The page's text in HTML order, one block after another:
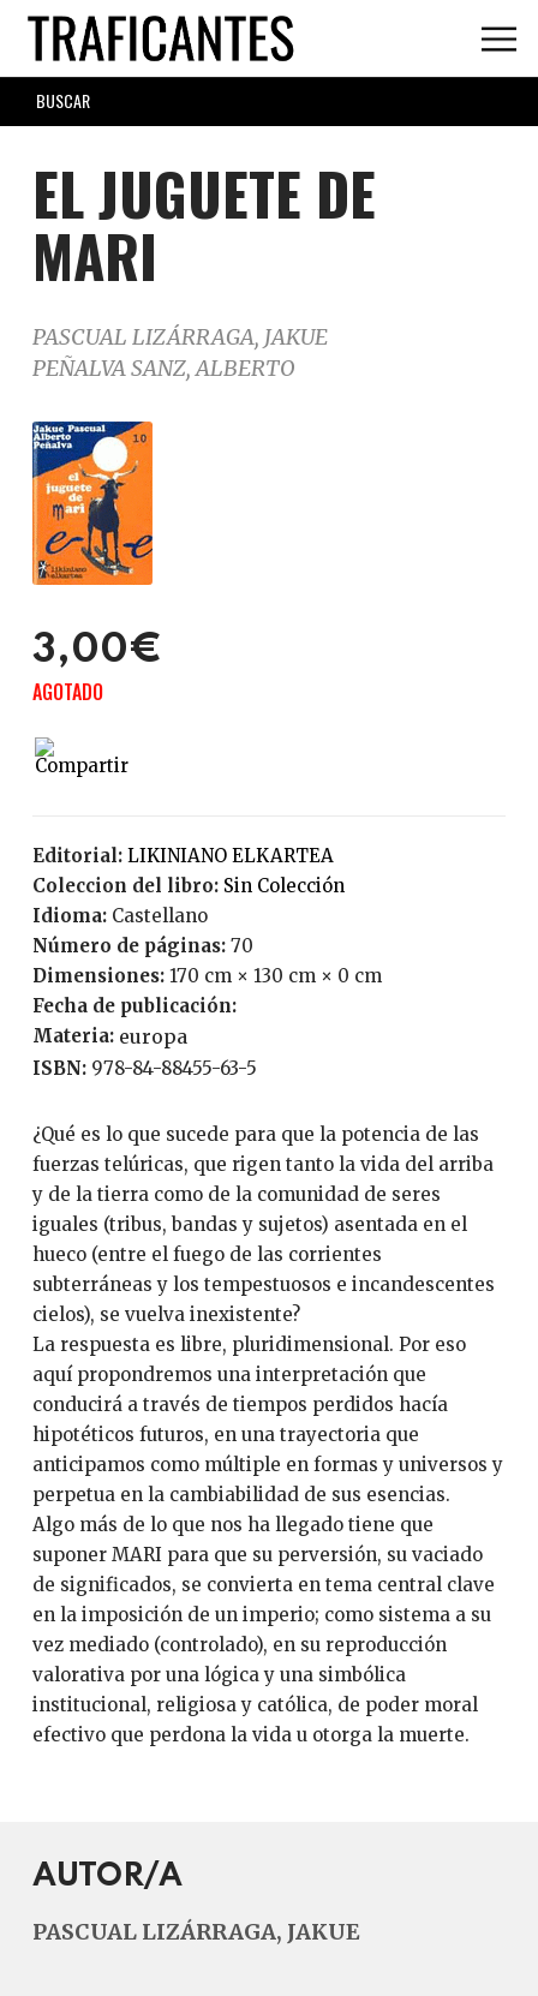
Skip
main
content
SEARCH
FORM
EL JUGUETE DE
MARI
PASCUAL LIZÁRRAGA, JAKUE
PEÑALVA SANZ, ALBERTO
3,00€
AGOTADO
Editorial:
LIKINIANO ELKARTEA
Coleccion del libro:
Sin Colección
Idioma:
Castellano
Número de páginas:
70
Dimensiones: 170 cm × 130 cm × 0 cm
Fecha de publicación:
Materia: europa
ISBN: 978-84-88455-63-5
¿Qué es lo que sucede para que la potencia de las
fuerzas telúricas, que rigen tanto la vida del arriba
y de la tierra como de la comunidad de seres
iguales (tribus, bandas y sujetos) asentada en el
hueco (entre el fuego de las corrientes
subterráneas y los tempestuosos e incandescentes
cielos), se vuelva inexistente?
La respuesta es libre, pluridimensional. Por eso
aquí propondremos una interpretación que
conducirá a través de tiempos perdidos hacía
hipotéticos futuros, en una trayectoria que
anticipamos como múltiple en formas y universos y
perpetua en la cambiabilidad de sus esencias.
Algo más de lo que nos ha llegado tiene que
suponer MARI para que su perversión, su vaciado
de significados, se convierta en tema central clave
en la imposición de un imperio; como sistema a su
vez mediado (controlado), en su reproducción
valorativa por una lógica y una simbólica
institucional, religiosa y católica, de poder moral
efectivo que perdona la vida u otorga la muerte.
AUTOR/A
PASCUAL LIZÁRRAGA, JAKUE